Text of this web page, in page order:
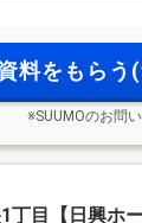
料をもらう
※SUUMOのお問
丁目【日興ホー